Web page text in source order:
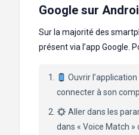
Google sur
Sur la majorité des
présent via l’app Google.
Ouvrir
connecter à son
Aller dans les
dans « Voice Match »